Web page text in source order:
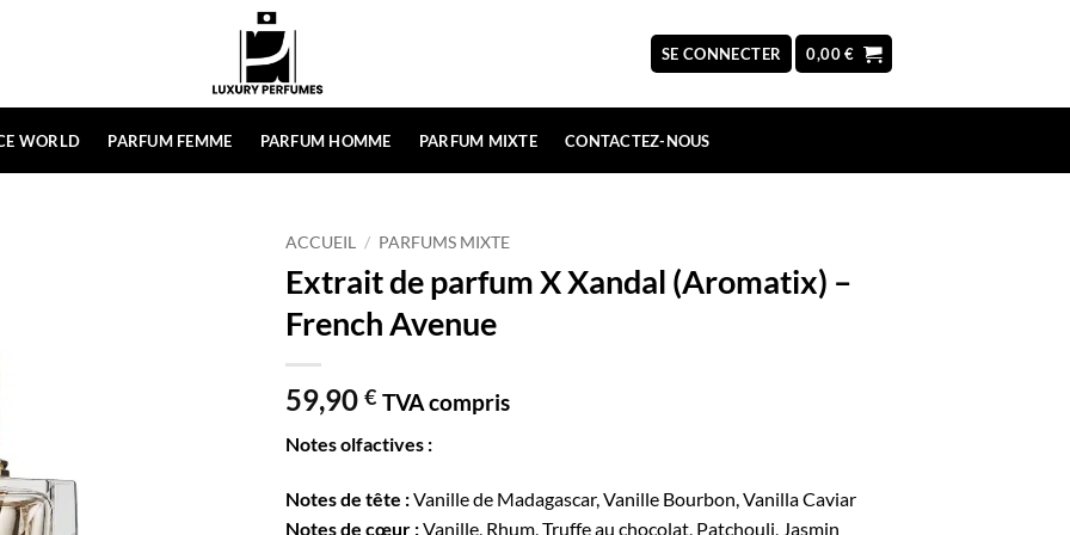
SE CONNECTER 0,00€
WORLD PARFUM FEMME PARFUM HOMME PARFUM MIXTE CONTACTEZ-NOUS
ACCUEIL / PARFUMS MIXTE
Extrait de parfum X Xandal (Aromatix) –
French Avenue
59,90 € TVA compris
Notes olfactives :
Notes de tête :Vanille de Madagascar, Vanille Bourbon, Vanilla Caviar
Notes de cœur :Vanille, Rhum, Truffe au chocolat, Patchouli, Jasmin